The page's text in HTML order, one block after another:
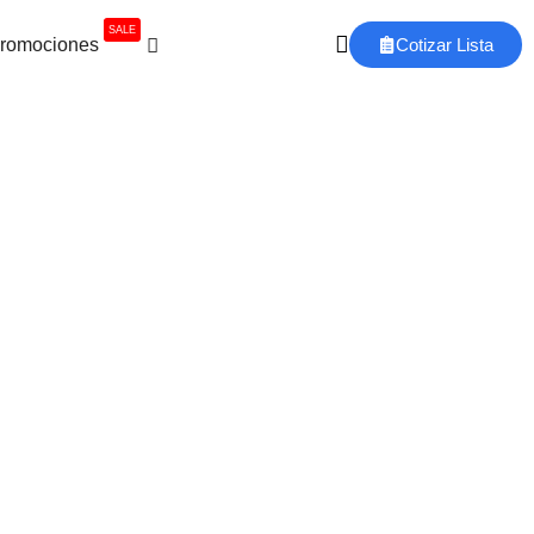
SALE
Cotizar Lista